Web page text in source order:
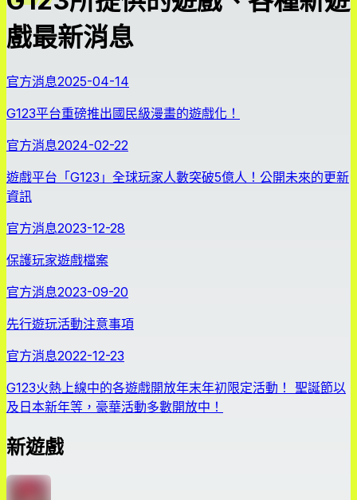
戲最新消息
官方消息2025-04-14
G123平台重磅推出國民級漫畫的遊戲化！
官方消息2024-02-22
遊戲平台「G123」全球玩家人數突破5億人！公開未來的更新
資訊
官方消息2023-12-28
保護玩家遊戲檔案
官方消息2023-09-20
先行遊玩活動注意事項
官方消息2022-12-23
G123火熱上線中的各遊戲開放年末年初限定活動！ 聖誕節以
及日本新年等，豪華活動多數開放中！
新遊戲